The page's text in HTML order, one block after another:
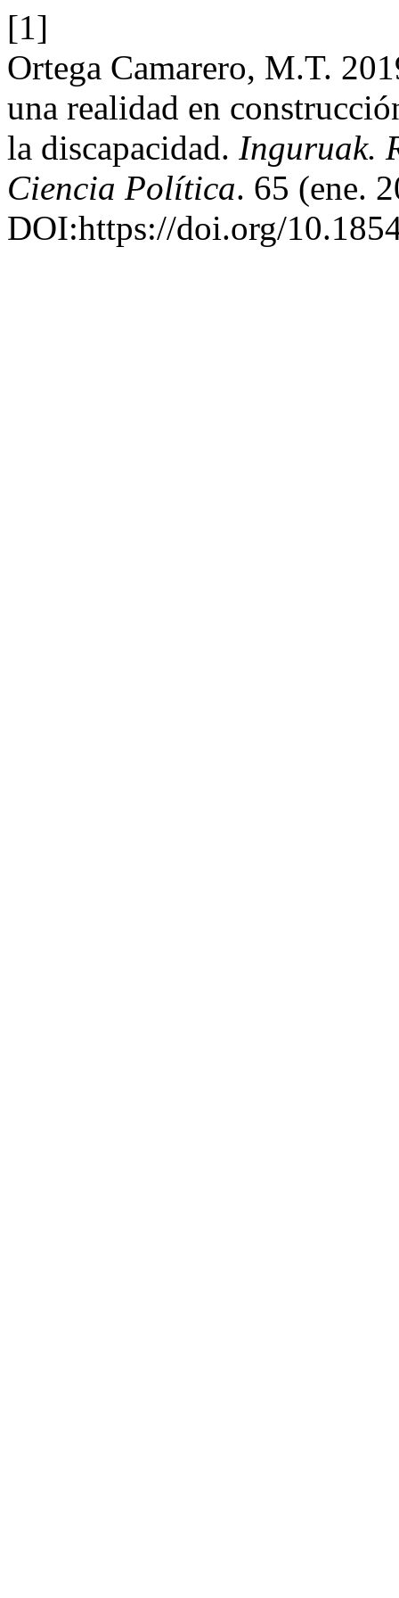
[1]
Ortega Camarero, M.T.
una realidad en
la discapacidad. Inguruak.
Ciencia Política. 65 (ene.
DOI:https://doi.org/